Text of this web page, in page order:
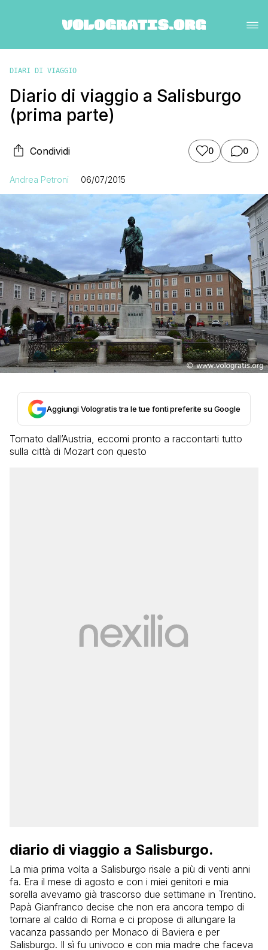
DIARI DI VIAGGIO
Diario di viaggio a Salisburgo
(prima parte)
Condividi 0 0
Andrea Petroni 06/07/2015
Aggiungi Vologratis tra le tue fonti preferite su Google
Tornato dall’Austria, eccomi pronto a raccontarti tutto
sulla città di Mozart con questo
diario di viaggio a Salisburgo.
La mia prima volta a Salisburgo risale a più di venti anni
fa. Era il mese di agosto e con i miei genitori e mia
sorella avevamo già trascorso due settimane in Trentino.
Papà Gianfranco decise che non era ancora tempo di
tornare al caldo di Roma e ci propose di allungare la
vacanza passando per Monaco di Baviera e per
Salisburgo. Il sì fu univoco e con mia madre che faceva